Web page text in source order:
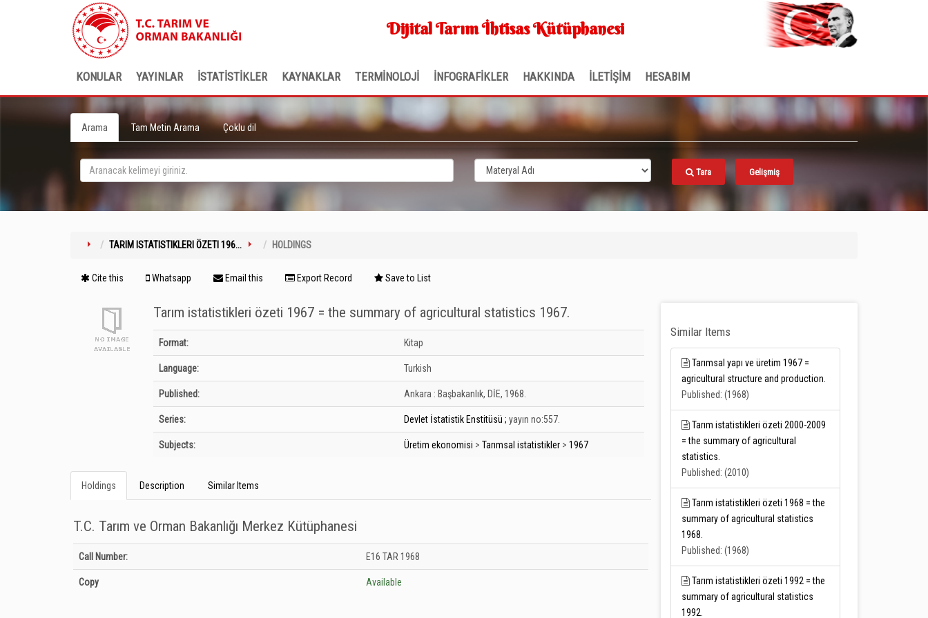
Dijital Tarım İhtisas Kütüphanesi
KONULAR YAYINLAR İSTATİSTİKLER KAYNAKLAR TERMİNOLOJİ İNFOGRAFİKLER HAKKINDA İLETİŞİM HESABIM
Arama Tam Metin Arama Çoklu dil
Tara Gelişmiş
TARIM ISTATISTIKLERI ÖZETI 196... HOLDINGS
Cite this Whatsapp Email this Export Record Save to List
Tarım istatistikleri özeti 1967 = the summary of agricultural statistics 1967.
Bibliographic Details
Format: Kitap
Language: Turkish
Published: Ankara : Başbakanlık, DİE, 1968.
Series: Devlet İstatistik Enstitüsü ; yayın no:557.
Subjects: Üretim ekonomisi > Tarımsal istatistikler > 1967
Holdings Description Similar Items
T.C. Tarım ve Orman Bakanlığı Merkez Kütüphanesi
Holdings details from T.C. Tarım ve Orman Bakanlığı Merkez Kütüphanesi: Unknown
Call Number: E16 TAR 1968
Copy Available
Similar Items
Tarımsal yapı ve üretim 1967 =
agricultural structure and production.
Published: (1968)
Tarım istatistikleri özeti 2000-2009
= the summary of agricultural
statistics.
Published: (2010)
Tarım istatistikleri özeti 1968 = the
summary of agricultural statistics
1968.
Published: (1968)
Tarım istatistikleri özeti 1992 = the
summary of agricultural statistics
1992.